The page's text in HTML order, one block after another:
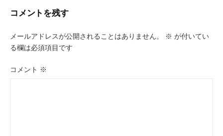
コメントを残す
メールアドレスが公開されることはありません。 ※ が付いてい
る欄は必須項目です
コメント ※